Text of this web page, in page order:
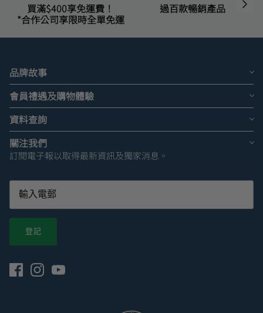
買滿$400享免運費！
*合作公司享限時全單免運
過百款暢銷產品
品牌故事
會員禮遇及購物體驗
資料查詢
關注我們
訂閱電子報以取得最新資訊及獨家消息。
登記